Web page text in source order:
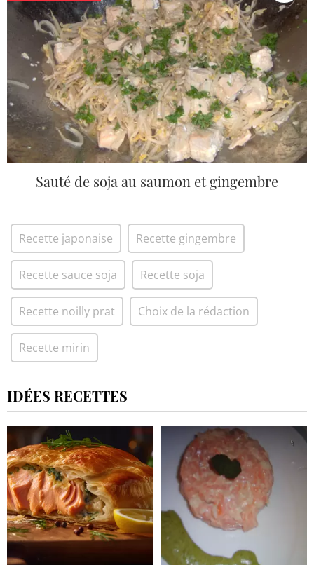
Sauté de soja au saumon et gingembre
Recette japonaise Recette gingembre
Recette sauce soja Recette soja
Recette noilly prat Choix de la rédaction
Recette mirin
IDÉES RECETTES